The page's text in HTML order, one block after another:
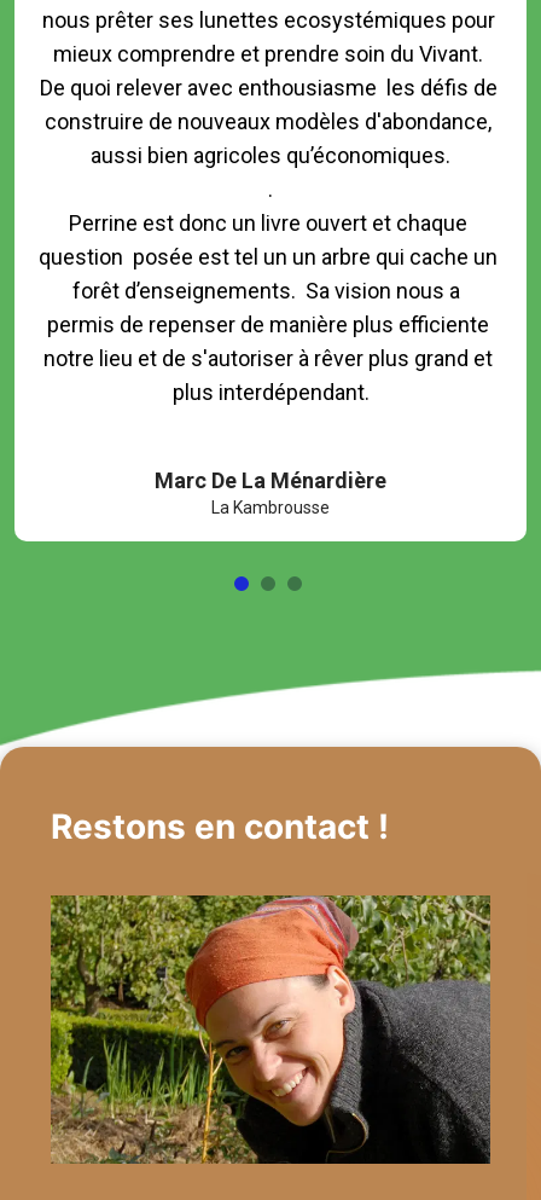
nous prêter ses lunettes ecosystémiques pour
mieux comprendre et prendre soin du Vivant.
De quoi relever avec enthousiasme  les défis de
construire de nouveaux modèles d'abondance,
aussi bien agricoles qu’économiques.
.
Perrine est donc un livre ouvert et chaque
question  posée est tel un un arbre qui cache un
forêt d’enseignements.  Sa vision nous a
permis de repenser de manière plus efficiente
notre lieu et de s'autoriser à rêver plus grand et
plus interdépendant.
Marc De La Ménardière
La Kambrousse
Restons en contact !